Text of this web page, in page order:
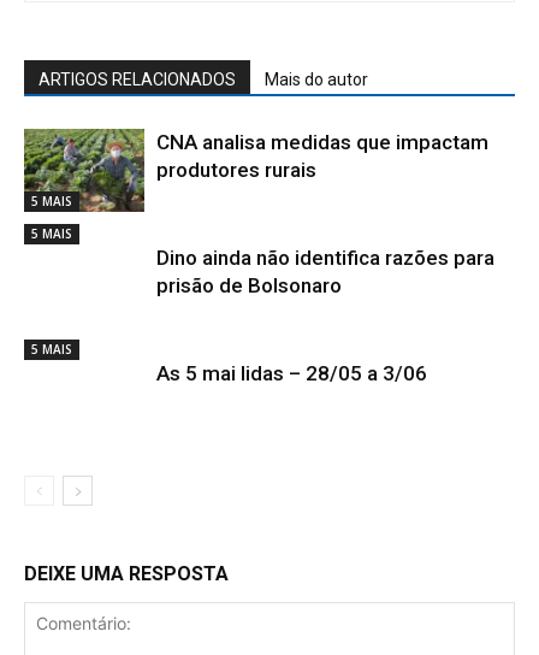
ARTIGOS RELACIONADOS Mais do autor
5 MAIS
CNA analisa medidas que impactam
produtores rurais
5 MAIS
Dino ainda não identifica razões para
prisão de Bolsonaro
5 MAIS
As 5 mai lidas – 28/05 a 3/06
DEIXE UMA RESPOSTA